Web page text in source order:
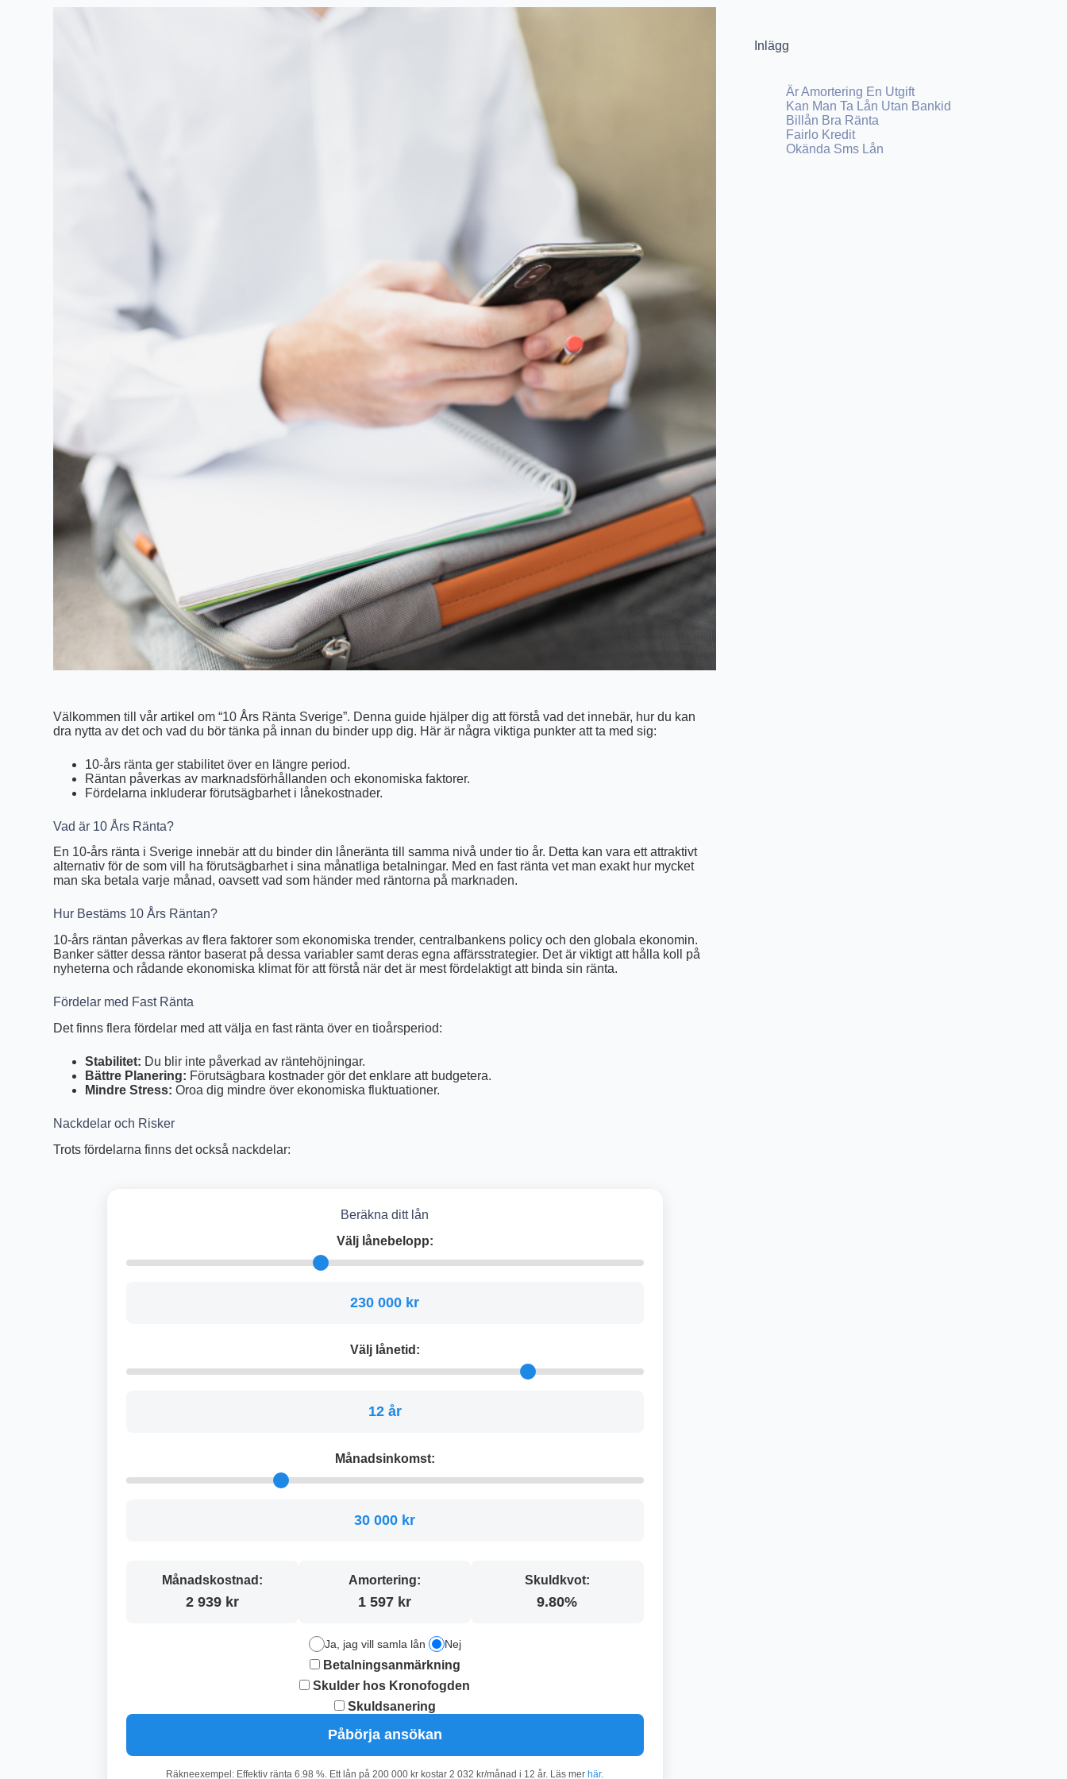
Välkommen till vår artikel om “10 Års Ränta Sverige”. Denna guide hjälper dig att förstå vad det innebär, hur du kan
dra nytta av det och vad du bör tänka på innan du binder upp dig. Här är några viktiga punkter att ta med sig:
10-års ränta ger stabilitet över en längre period.
Räntan påverkas av marknadsförhållanden och ekonomiska faktorer.
Fördelarna inkluderar förutsägbarhet i lånekostnader.
Vad är 10 Års Ränta?
En 10-års ränta i Sverige innebär att du binder din låneränta till samma nivå under tio år. Detta kan vara ett attraktivt
alternativ för de som vill ha förutsägbarhet i sina månatliga betalningar. Med en fast ränta vet man exakt hur mycket
man ska betala varje månad, oavsett vad som händer med räntorna på marknaden.
Hur Bestäms 10 Års Räntan?
10-års räntan påverkas av flera faktorer som ekonomiska trender, centralbankens policy och den globala ekonomin.
Banker sätter dessa räntor baserat på dessa variabler samt deras egna affärsstrategier. Det är viktigt att hålla koll på
nyheterna och rådande ekonomiska klimat för att förstå när det är mest fördelaktigt att binda sin ränta.
Fördelar med Fast Ränta
Det finns flera fördelar med att välja en fast ränta över en tioårsperiod:
Stabilitet: Du blir inte påverkad av räntehöjningar.
Bättre Planering: Förutsägbara kostnader gör det enklare att budgetera.
Mindre Stress: Oroa dig mindre över ekonomiska fluktuationer.
Nackdelar och Risker
Trots fördelarna finns det också nackdelar:
Beräkna ditt lån
Välj lånebelopp:
230 000 kr
Välj lånetid:
12 år
Månadsinkomst:
30 000 kr
Månadskostnad:
2 939 kr
Amortering:
1 597 kr
Skuldkvot:
9.80%
Ja, jag vill samla lån Nej
Betalningsanmärkning
Skulder hos Kronofogden
Skuldsanering
Påbörja ansökan
Räkneexempel: Effektiv ränta 6.98 %. Ett lån på 200 000 kr kostar 2 032 kr/månad i 12 år. Läs merhär.
Inlägg
Är Amortering En Utgift
Kan Man Ta Lån Utan Bankid
Billån Bra Ränta
Fairlo Kredit
Okända Sms Lån